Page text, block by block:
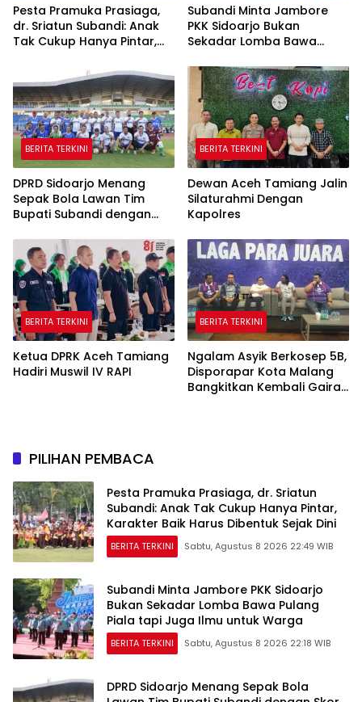
Pesta Pramuka Prasiaga,
dr. Sriatun Subandi: Anak
Tak Cukup Hanya Pintar,
Dibentuk Sejak Dini
Subandi Minta Jambore
PKK Sidoarjo Bukan
Sekadar Lomba Bawa
untuk Warga
BERITA TERKINI
DPRD Sidoarjo Menang
Sepak Bola Lawan Tim
Bupati Subandi dengan
BERITA TERKINI
Dewan Aceh Tamiang Jalin
Silaturahmi Dengan
Kapolres
BERITA TERKINI
Ketua DPRK Aceh Tamiang
Hadiri Muswil IV RAPI
BERITA TERKINI
Ngalam Asyik Berkosep 5B,
Disporapar Kota Malang
Bangkitkan Kembali Gairah
PILIHAN PEMBACA
Pesta Pramuka Prasiaga, dr. Sriatun
Subandi: Anak Tak Cukup Hanya Pintar,
Karakter Baik Harus Dibentuk Sejak Dini
BERITA TERKINI Sabtu, Agustus 8 2026 22:49 WIB
Subandi Minta Jambore PKK Sidoarjo
Bukan Sekadar Lomba Bawa Pulang
Piala tapi Juga Ilmu untuk Warga
BERITA TERKINI Sabtu, Agustus 8 2026 22:18 WIB
DPRD Sidoarjo Menang Sepak Bola